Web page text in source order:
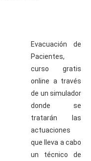
Evacuación de
Pacientes,
curso gratis
online a través
de un simulador
donde se
tratarán las
actuaciones
que lleva a cabo
un técnico de